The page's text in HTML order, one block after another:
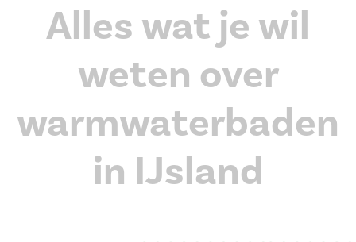
Alles wat je wil
weten over
warmwaterbaden
in IJsland